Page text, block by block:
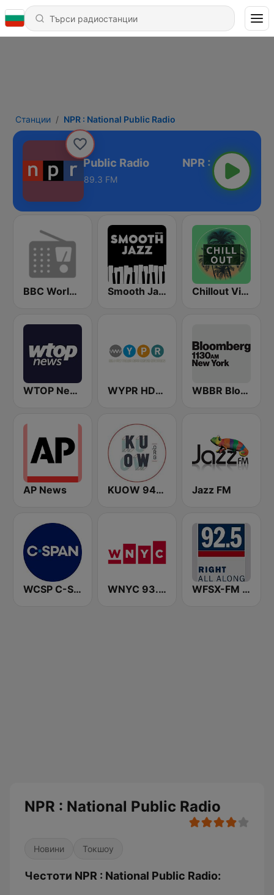
Станции NPR : National Public Radio
NPR : National Public Radio
89.3 FM
BBC World Service Smooth Jazz - Groov Chillout Vibes
WTOP News WYPR HD2 BBC World Service WBBR Bloomberg 1130
AP News KUOW 94.9 FM Jazz FM
WCSP C-SPAN Radio WNYC 93.9 FM WFSX-FM 92.5 Right All Along (US Only)
NPR : National Public Radio
Новини Токшоу
Честоти NPR : National Public Radio: